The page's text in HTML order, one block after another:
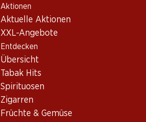
Aktionen
Aktuelle Aktionen
XXL-Angebote
Entdecken
Übersicht
Tabak Hits
Spirituosen
Zigarren
Früchte & Gemüse
Wein/Champagner
Bordeaux Château Fombrauge